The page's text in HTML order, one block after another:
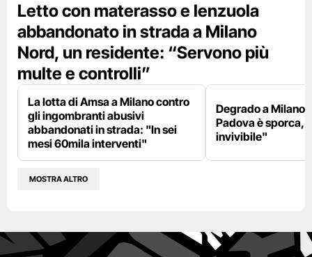
Letto con materasso e lenzuola
abbandonato in strada a Milano
Nord, un residente: “Servono più
multe e controlli”
La lotta di Amsa a Milano contro
gli ingombranti abusivi
abbandonati in strada: "In sei
mesi 60mila interventi"
Degrado a Milano
Padova è sporca,
invivibile"
MOSTRA ALTRO